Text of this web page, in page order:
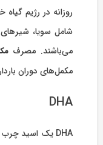
روزانه در رژیم
شامل سویا،
می‌باشند. مصرف
مکمل‌های دوران
DHA